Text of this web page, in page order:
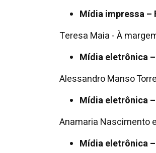
Mídia impressa –
Teresa Maia - À
Mídia eletrônica
Alessandro Manso
Mídia eletrônica
Anamaria Nascimento
Mídia eletrônica